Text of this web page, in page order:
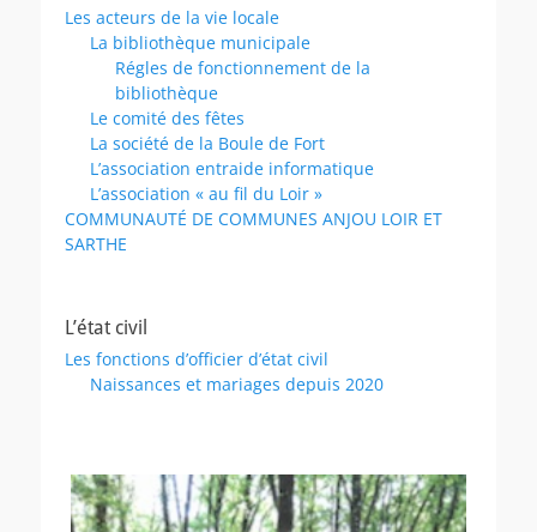
Les acteurs de la vie locale
La bibliothèque municipale
Régles de fonctionnement de la
bibliothèque
Le comité des fêtes
La société de la Boule de Fort
L’association entraide informatique
L’association « au fil du Loir »
COMMUNAUTÉ DE COMMUNES ANJOU LOIR ET
SARTHE
L’état civil
Les fonctions d’officier d’état civil
Naissances et mariages depuis 2020